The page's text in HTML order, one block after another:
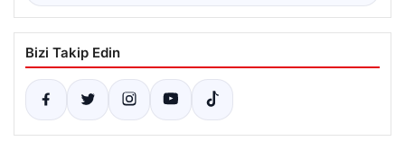
Bizi Takip Edin